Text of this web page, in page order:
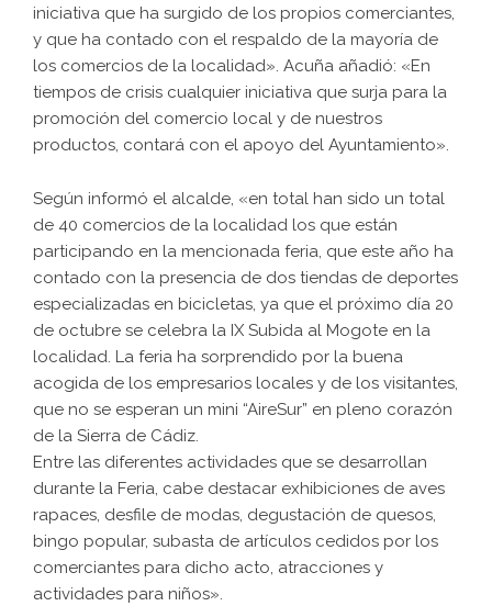
iniciativa que ha surgido de los propios comerciantes,
y que ha contado con el respaldo de la mayoría de
los comercios de la localidad». Acuña añadió: «En
tiempos de crisis cualquier iniciativa que surja para la
promoción del comercio local y de nuestros
productos, contará con el apoyo del Ayuntamiento».
Según informó el alcalde, «en total han sido un total
de 40 comercios de la localidad los que están
participando en la mencionada feria, que este año ha
contado con la presencia de dos tiendas de deportes
especializadas en bicicletas, ya que el próximo día 20
de octubre se celebra la IX Subida al Mogote en la
localidad. La feria ha sorprendido por la buena
acogida de los empresarios locales y de los visitantes,
que no se esperan un mini “AireSur” en pleno corazón
de la Sierra de Cádiz.
Entre las diferentes actividades que se desarrollan
durante la Feria, cabe destacar exhibiciones de aves
rapaces, desfile de modas, degustación de quesos,
bingo popular, subasta de artículos cedidos por los
comerciantes para dicho acto, atracciones y
actividades para niños».